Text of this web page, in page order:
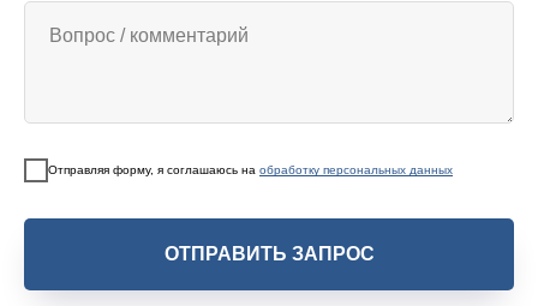
Отправляя форму, я соглашаюсь на обработку персональных данных
ОТПРАВИТЬ ЗАПРОС